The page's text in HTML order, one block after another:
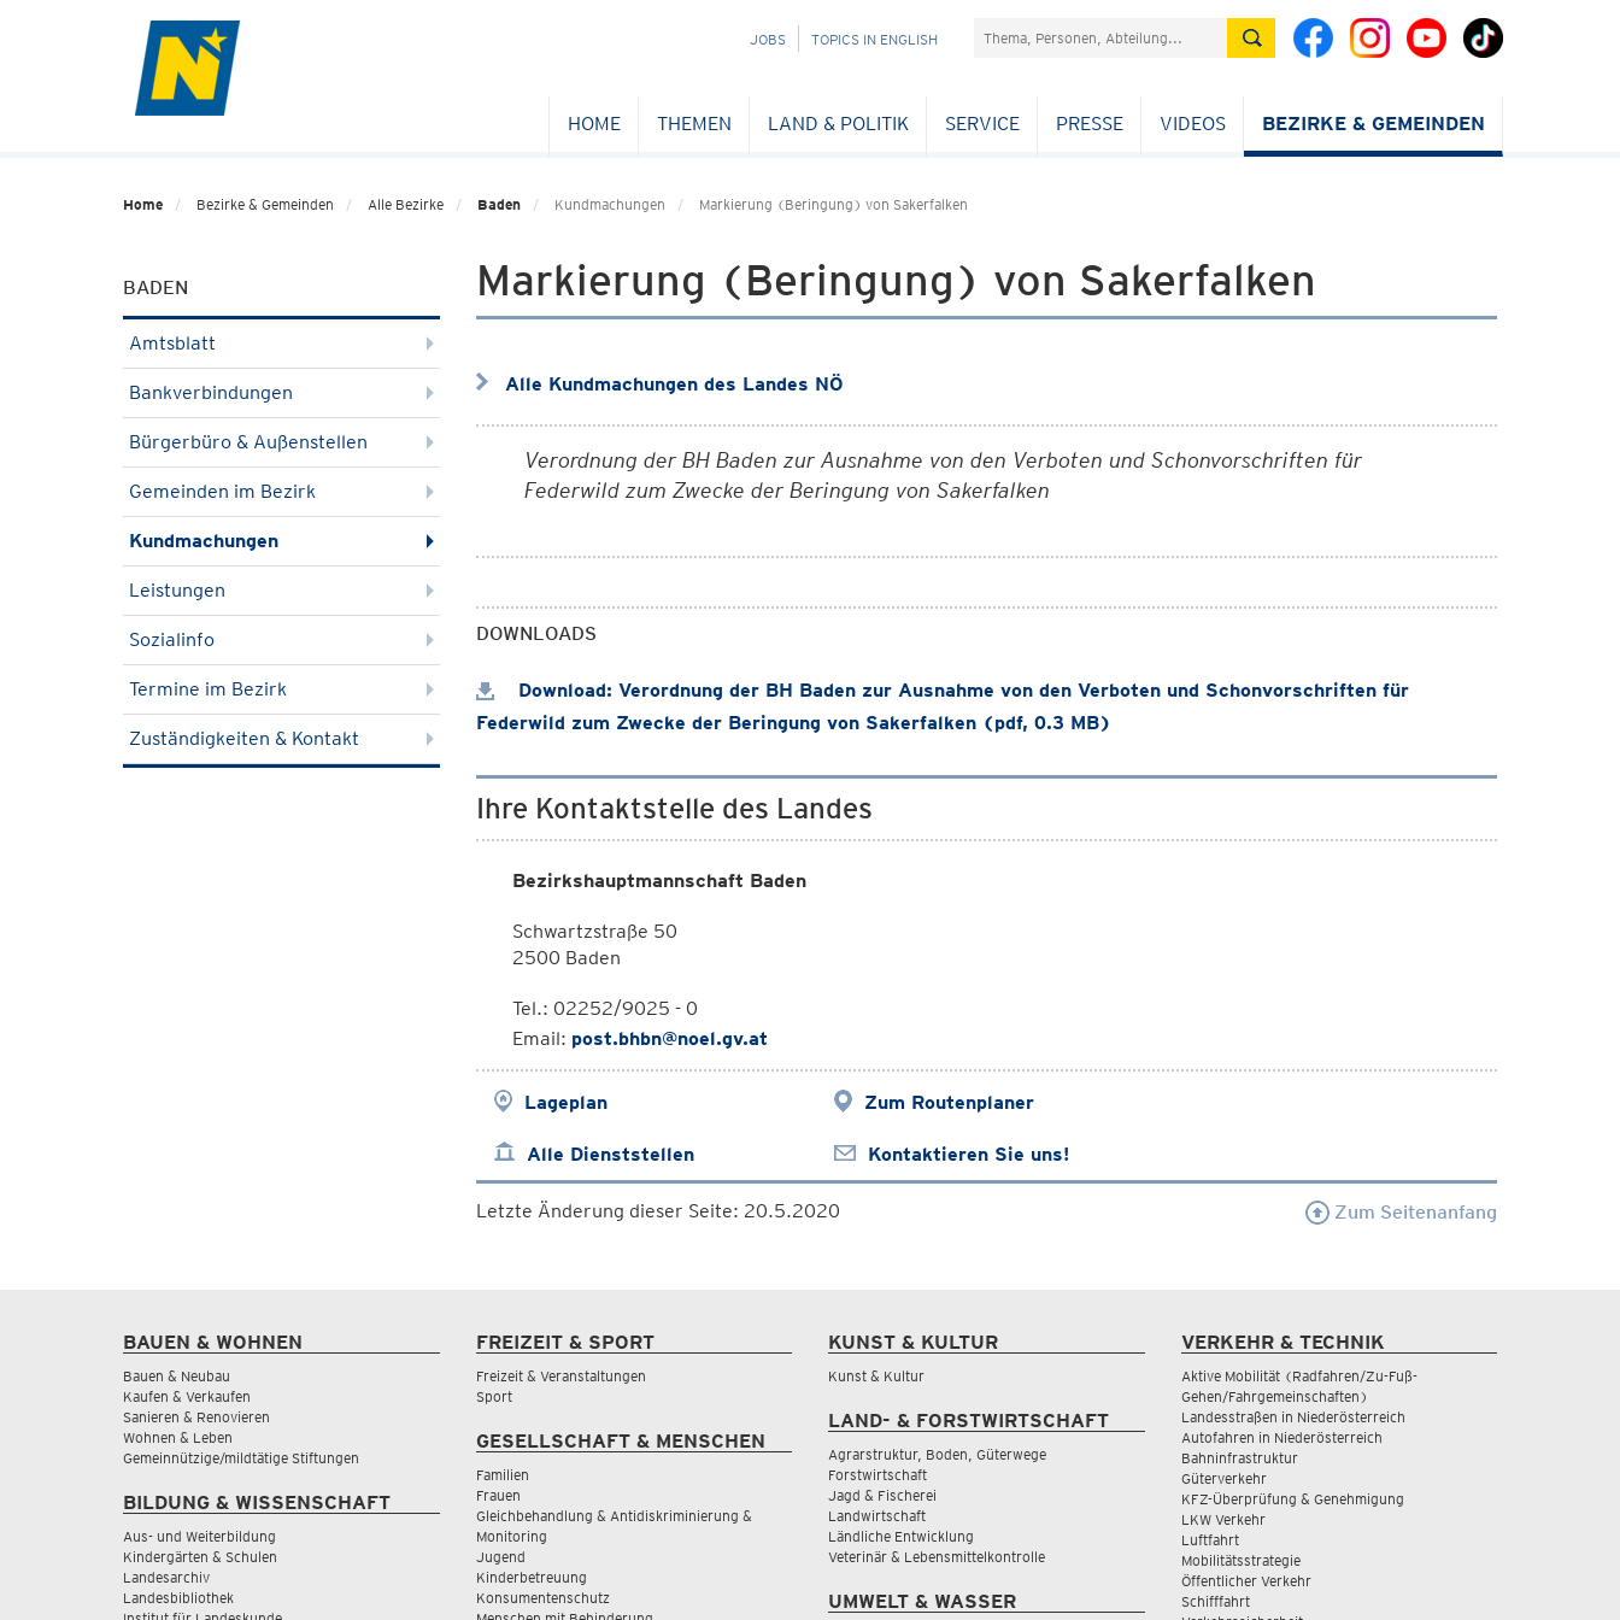
NAVIGATION
JOBS TOPICS IN ENGLISH Suchefeld
HOME THEMEN LAND & POLITIK SERVICE PRESSE VIDEOS BEZIRKE & GEMEINDEN
Home Bezirke & Gemeinden Alle Bezirke Baden Kundmachungen Markierung (Beringung) von Sakerfalken
BADEN
Amtsblatt
Bankverbindungen
Bürgerbüro & Außenstellen
Gemeinden im Bezirk
Kundmachungen
Leistungen
Sozialinfo
Termine im Bezirk
Zuständigkeiten & Kontakt
Markierung (Beringung) von Sakerfalken
Alle Kundmachungen des Landes NÖ
Verordnung der BH Baden zur Ausnahme von den Verboten und Schonvorschriften für
Federwild zum Zwecke der Beringung von Sakerfalken
DOWNLOADS
Download: Verordnung der BH Baden zur Ausnahme von den Verboten und Schonvorschriften für
Federwild zum Zwecke der Beringung von Sakerfalken (pdf, 0.3 MB)
Ihre Kontaktstelle des Landes
Bezirkshauptmannschaft Baden
Schwartzstraße 50
2500 Baden
Tel.: 02252/9025 - 0
Email: post.bhbn@noel.gv.at
Lageplan Zum Routenplaner
Alle Dienststellen Kontaktieren Sie uns!
Letzte Änderung dieser Seite: 20.5.2020 Zum Seitenanfang
BAUEN & WOHNEN
Bauen & Neubau
Kaufen & Verkaufen
Sanieren & Renovieren
Wohnen & Leben
Gemeinnützige/mildtätige Stiftungen
BILDUNG & WISSENSCHAFT
Aus- und Weiterbildung
Kindergärten & Schulen
Landesarchiv
Landesbibliothek
FREIZEIT & SPORT
Freizeit & Veranstaltungen
Sport
GESELLSCHAFT & MENSCHEN
Familien
Frauen
Gleichbehandlung & Antidiskriminierung &
Monitoring
Jugend
Kinderbetreuung
Konsumentenschutz
KUNST & KULTUR
Kunst & Kultur
LAND- & FORSTWIRTSCHAFT
Agrarstruktur, Boden, Güterwege
Forstwirtschaft
Jagd & Fischerei
Landwirtschaft
Ländliche Entwicklung
Veterinär & Lebensmittelkontrolle
UMWELT & WASSER
VERKEHR & TECHNIK
Aktive Mobilität (Radfahren/Zu-Fuß-
Gehen/Fahrgemeinschaften)
Landesstraßen in Niederösterreich
Autofahren in Niederösterreich
Bahninfrastruktur
Güterverkehr
KFZ-Überprüfung & Genehmigung
LKW Verkehr
Luftfahrt
Mobilitätsstrategie
Öffentlicher Verkehr
Schifffahrt